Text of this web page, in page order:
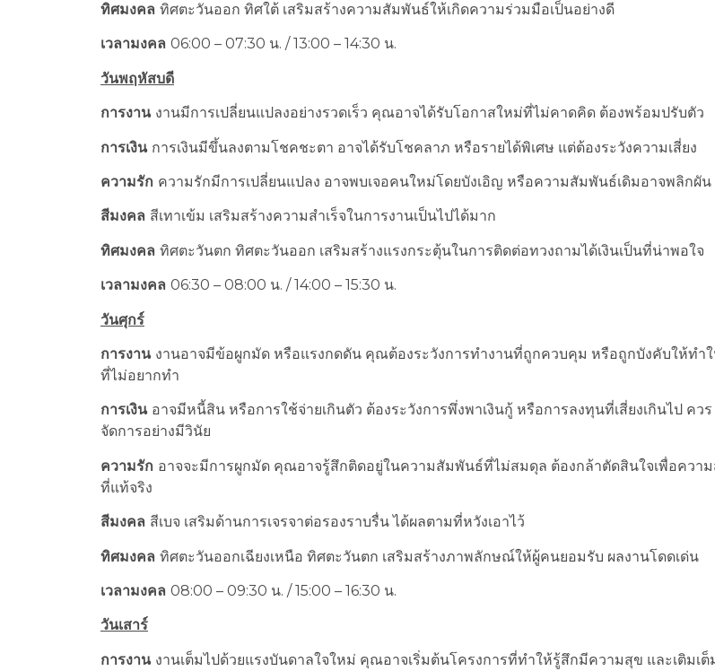
ทิศมงคล ทิศตะวันออก ทิศใต้ เสริมสร้างความสัมพันธ์ให้เกิดความร่วมมือเป็นอย่างดี
เวลามงคล 06:00 – 07:30 น. / 13:00 – 14:30 น.
วันพฤหัสบดี
การงาน งานมีการเปลี่ยนแปลงอย่างรวดเร็ว คุณอาจได้รับโอกาสใหม่ที่ไม่คาดคิด ต้องพร้อมปรับตัว
การเงิน การเงินมีขึ้นลงตามโชคชะตา อาจได้รับโชคลาภ หรือรายได้พิเศษ แต่ต้องระวังความเสี่ยง
ความรัก ความรักมีการเปลี่ยนแปลง อาจพบเจอคนใหม่โดยบังเอิญ หรือความสัมพันธ์เดิมอาจพลิกผัน
สีมงคล สีเทาเข้ม เสริมสร้างความสำเร็จในการงานเป็นไปได้มาก
ทิศมงคล ทิศตะวันตก ทิศตะวันออก เสริมสร้างแรงกระตุ้นในการติดต่อทวงถามได้เงินเป็นที่น่าพอใจ
เวลามงคล 06:30 – 08:00 น. / 14:00 – 15:30 น.
วันศุกร์
การงาน งานอาจมีข้อผูกมัด หรือแรงกดดัน คุณต้องระวังการทำงานที่ถูกควบคุม หรือถูกบังคับให้ทำ
ที่ไม่อยากทำ
การเงิน อาจมีหนี้สิน หรือการใช้จ่ายเกินตัว ต้องระวังการพึ่งพาเงินกู้ หรือการลงทุนที่เสี่ยงเกินไป ควร
จัดการอย่างมีวินัย
ความรัก อาจจะมีการผูกมัด คุณอาจรู้สึกติดอยู่ในความสัมพันธ์ที่ไม่สมดุล ต้องกล้าตัดสินใจเพื่อควา
ที่แท้จริง
สีมงคล สีเบจ เสริมด้านการเจรจาต่อรองราบรื่น ได้ผลตามที่หวังเอาไว้
ทิศมงคล ทิศตะวันออกเฉียงเหนือ ทิศตะวันตก เสริมสร้างภาพลักษณ์ให้ผู้คนยอมรับ ผลงานโดดเด่น
เวลามงคล 08:00 – 09:30 น. / 15:00 – 16:30 น.
วันเสาร์
การงาน งานเต็มไปด้วยแรงบันดาลใจใหม่ คุณอาจเริ่มต้นโครงการที่ทำให้รู้สึกมีความสุข และเติมเต็